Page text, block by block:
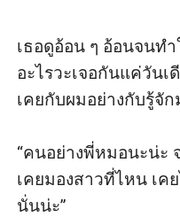
เธอดูอ้อน ๆ อ้อนจนท
อะไรวะเจอกันแค่วัน
เคยกับผมอย่างกับรู้จัก
“คนอย่างพี่หมอนะน่ะ
เคยมองสาวที่ไหน เค
นั่นน่ะ”